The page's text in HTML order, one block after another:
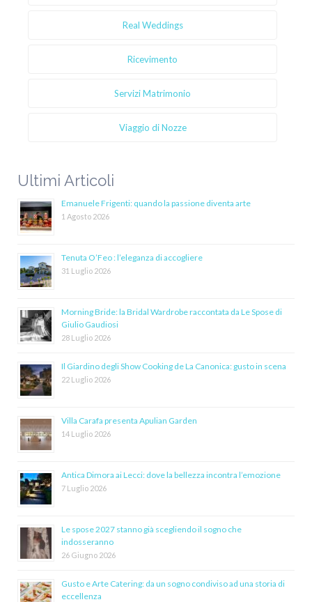
Real Weddings
Ricevimento
Servizi Matrimonio
Viaggio di Nozze
Ultimi Articoli
Emanuele Frigenti: quando la passione diventa arte
1 Agosto 2026
Tenuta O’Feo : l’eleganza di accogliere
31 Luglio 2026
Morning Bride: la Bridal Wardrobe raccontata da Le Spose di
Giulio Gaudiosi
28 Luglio 2026
Il Giardino degli Show Cooking de La Canonica: gusto in scena
22 Luglio 2026
Villa Carafa presenta Apulian Garden
14 Luglio 2026
Antica Dimora ai Lecci: dove la bellezza incontra l’emozione
7 Luglio 2026
Le spose 2027 stanno già scegliendo il sogno che
indosseranno
26 Giugno 2026
Gusto e Arte Catering: da un sogno condiviso ad una storia di
eccellenza